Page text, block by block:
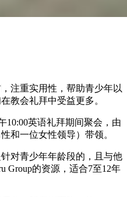
注重实用性，帮助青少年以
教会礼拜中受益更多。
10:00英语礼拜期间聚会，由
和一位女性领导）带领。
对青少年年龄段的，且与他
Group的资源，适合7至12年